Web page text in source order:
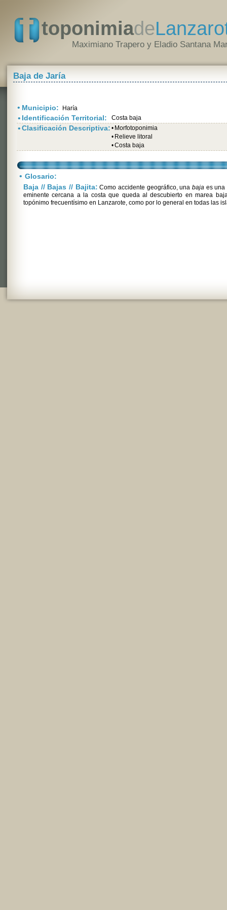
toponimiade
Maximiano Trapero y Eladio Santana
Baja de Jaría
• Municipio: Haría
• Identificación Territorial: Costa baja
•Clasificación Descriptiva: • Morfotoponimia
• Relieve litoral
•Costa baja
• Glosario:
Baja // Bajas // Bajita: Como accidente geográfico, unabaja es una
eminente cercana a la costa que queda al descubierto en marea
topónimo frecuentísimo en Lanzarote, como por lo general en todas las